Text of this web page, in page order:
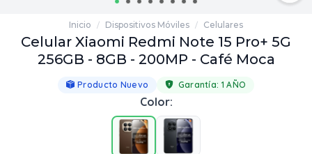
Inicio / Dispositivos Móviles / Celulares
Celular Xiaomi Redmi Note 15 Pro+ 5G
256GB - 8GB - 200MP - Café Moca
Producto Nuevo Garantía: 1 AÑO
Color: